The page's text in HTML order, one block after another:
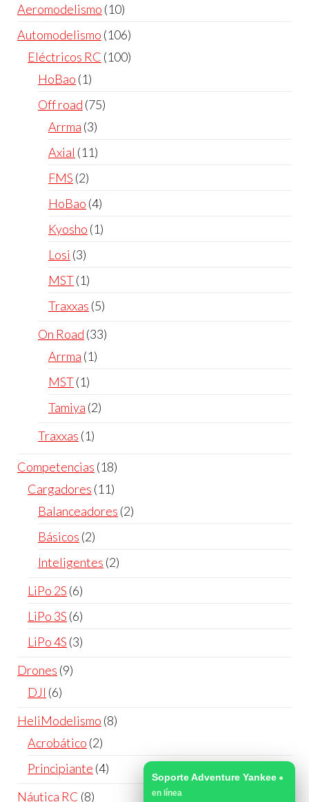
Aeromodelismo 10
Automodelismo 106
Eléctricos RC 100
HoBao 1
Off road 75
Arrma 3
Axial 11
FMS 2
HoBao 4
Kyosho 1
Losi 3
MST 1
Traxxas 5
On Road 33
Arrma 1
MST 1
Tamiya 2
Traxxas 1
Competencias 18
Cargadores 11
Balanceadores 2
Básicos 2
Inteligentes 2
LiPo 2S 6
LiPo 3S 6
LiPo 4S 3
Drones 9
DJI 6
HeliModelismo 8
Acrobático 2
Principiante 4
Náutica RC 8
Soporte Adventure Yankee